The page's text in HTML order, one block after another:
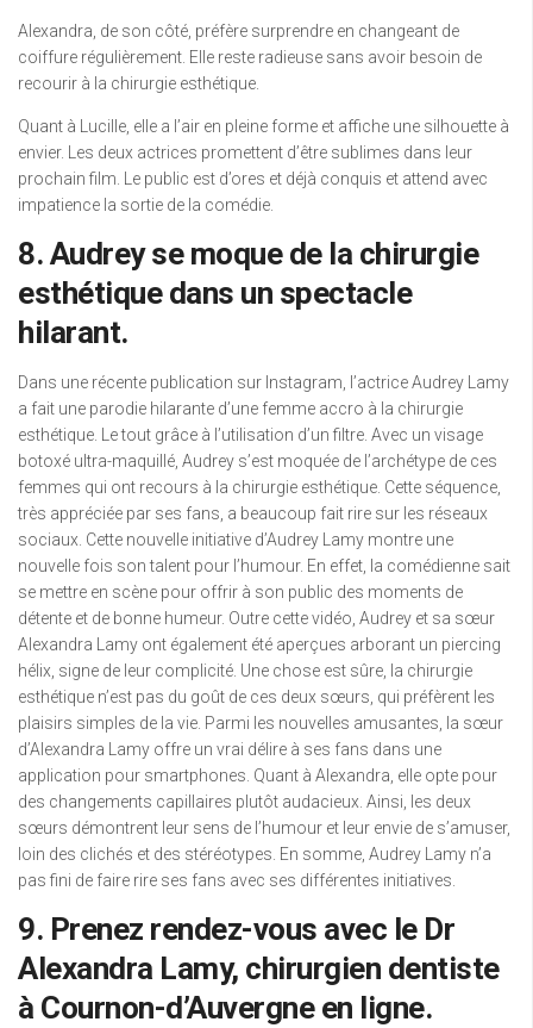
Alexandra, de son côté, préfère surprendre en changeant de
coiffure régulièrement. Elle reste radieuse sans avoir besoin de
recourir à la chirurgie esthétique.
Quant à Lucille, elle a l’air en pleine forme et affiche une silhouette à
envier. Les deux actrices promettent d’être sublimes dans leur
prochain film. Le public est d’ores et déjà conquis et attend avec
impatience la sortie de la comédie.
8. Audrey se moque de la chirurgie
esthétique dans un spectacle
hilarant.
Dans une récente publication sur Instagram, l’actrice Audrey Lamy
a fait une parodie hilarante d’une femme accro à la chirurgie
esthétique. Le tout grâce à l’utilisation d’un filtre. Avec un visage
botoxé ultra-maquillé, Audrey s’est moquée de l’archétype de ces
femmes qui ont recours à la chirurgie esthétique. Cette séquence,
très appréciée par ses fans, a beaucoup fait rire sur les réseaux
sociaux. Cette nouvelle initiative d’Audrey Lamy montre une
nouvelle fois son talent pour l’humour. En effet, la comédienne sait
se mettre en scène pour offrir à son public des moments de
détente et de bonne humeur. Outre cette vidéo, Audrey et sa sœur
Alexandra Lamy ont également été aperçues arborant un piercing
hélix, signe de leur complicité. Une chose est sûre, la chirurgie
esthétique n’est pas du goût de ces deux sœurs, qui préfèrent les
plaisirs simples de la vie. Parmi les nouvelles amusantes, la sœur
d’Alexandra Lamy offre un vrai délire à ses fans dans une
application pour smartphones. Quant à Alexandra, elle opte pour
des changements capillaires plutôt audacieux. Ainsi, les deux
sœurs démontrent leur sens de l’humour et leur envie de s’amuser,
loin des clichés et des stéréotypes. En somme, Audrey Lamy n’a
pas fini de faire rire ses fans avec ses différentes initiatives.
9. Prenez rendez-vous avec le Dr
Alexandra Lamy, chirurgien dentiste
à Cournon-d’Auvergne en ligne.